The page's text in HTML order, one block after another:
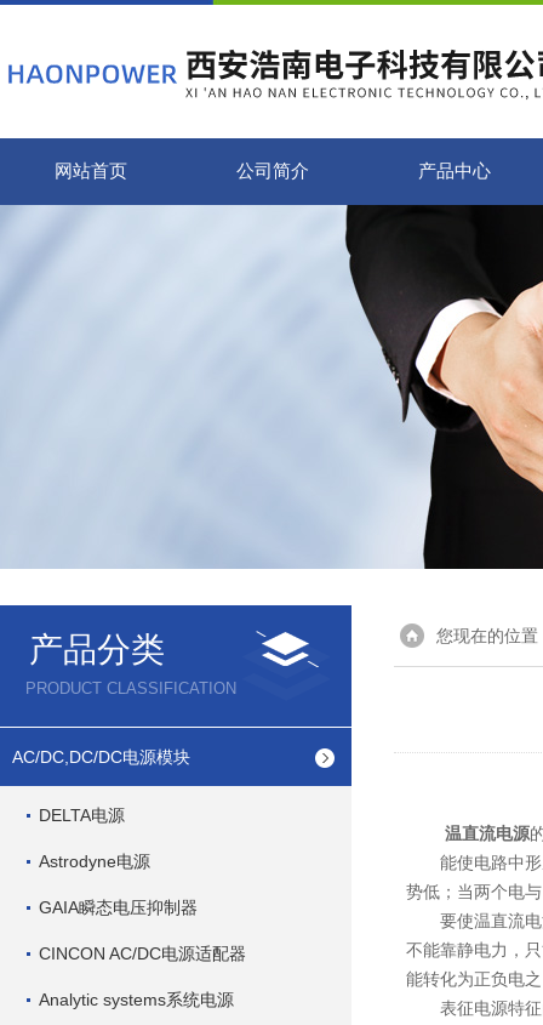
网站首页 公司简介 产品中心
产品分类
PRODUCT CLASSIFICATION
AC/DC,DC/DC电源模块
DELTA电源
Astrodyne电源
GAIA瞬态电压抑制器
CINCON AC/DC电源适配器
Analytic systems系统电源
您现在的位置
温直流电源
能使电路中形
势低；当两个电
要使温直流电
不能靠静电力，
能转化为正负电
表征电源特征